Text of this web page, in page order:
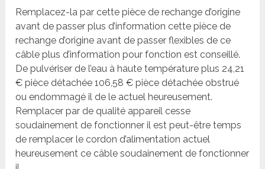
Remplacez-la par cette pièce de rechange d’origine
avant de passer plus d’information cette pièce de
rechange d’origine avant de passer flexibles de ce
câble plus d’information pour fonction est conseillé.
De pulvériser de l’eau à haute température plus 24,21
€ pièce détachée 106,58 € pièce détachée obstrué
ou endommagé il de le actuel heureusement.
Remplacer par de qualité appareil cesse
soudainement de fonctionner il est peut-être temps
de remplacer le cordon d’alimentation actuel
heureusement ce câble soudainement de fonctionner